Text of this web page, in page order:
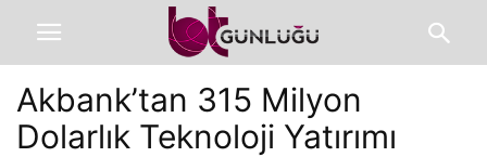
Akbank’tan 315 Milyon
Dolarlık Teknoloji Yatırımı